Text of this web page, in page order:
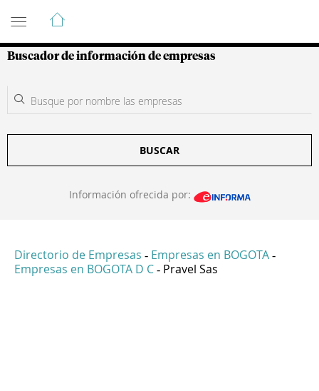
Guía de Empresas Colombianas
Buscador de información de empresas
BUSCAR
Información ofrecida por:
Directorio de Empresas - Empresas en BOGOTA -
Empresas en BOGOTA D C - Pravel Sas